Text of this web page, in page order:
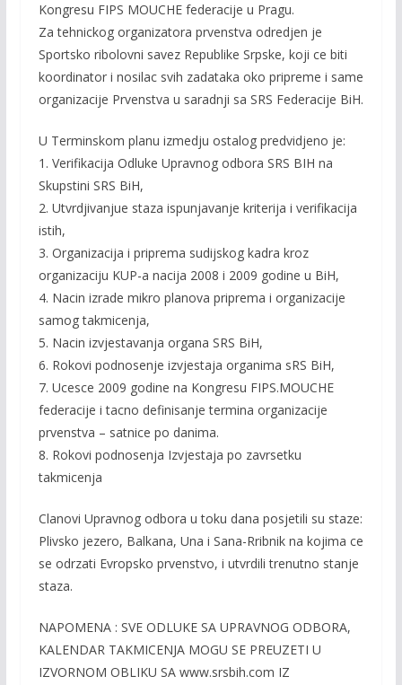
Kongresu FIPS MOUCHE federacije u Pragu.
Za tehnickog organizatora prvenstva odredjen je
Sportsko ribolovni savez Republike Srpske, koji ce biti
koordinator i nosilac svih zadataka oko pripreme i same
organizacije Prvenstva u saradnji sa SRS Federacije BiH.
U Terminskom planu izmedju ostalog predvidjeno je:
1. Verifikacija Odluke Upravnog odbora SRS BIH na
Skupstini SRS BiH,
2. Utvrdjivanjue staza ispunjavanje kriterija i verifikacija
istih,
3. Organizacija i priprema sudijskog kadra kroz
organizaciju KUP-a nacija 2008 i 2009 godine u BiH,
4. Nacin izrade mikro planova priprema i organizacije
samog takmicenja,
5. Nacin izvjestavanja organa SRS BiH,
6. Rokovi podnosenje izvjestaja organima sRS BiH,
7. Ucesce 2009 godine na Kongresu FIPS.MOUCHE
federacije i tacno definisanje termina organizacije
prvenstva – satnice po danima.
8. Rokovi podnosenja Izvjestaja po zavrsetku
takmicenja
Clanovi Upravnog odbora u toku dana posjetili su staze:
Plivsko jezero, Balkana, Una i Sana-Rribnik na kojima ce
se odrzati Evropsko prvenstvo, i utvrdili trenutno stanje
staza.
NAPOMENA : SVE ODLUKE SA UPRAVNOG ODBORA,
KALENDAR TAKMICENJA MOGU SE PREUZETI U
IZVORNOM OBLIKU SA www.srsbih.com IZ